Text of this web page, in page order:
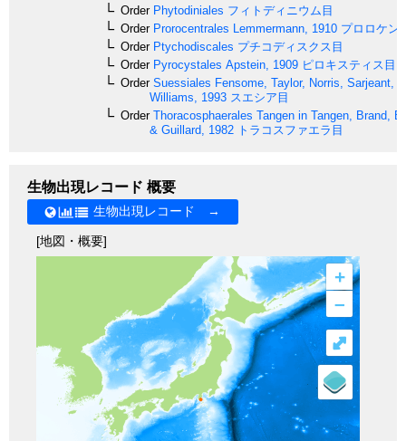
OrderPhytodiniales フィトディニウム目
OrderProrocentrales Lemmermann, 1910 プロロケン
OrderPtychodiscales プチコディスクス目
OrderPyrocystales Apstein, 1909 ピロキスティス目
OrderSuessiales Fensome, Taylor, Norris, Sarjeant,
Williams, 1993 スエシア目
OrderThoracosphaerales Tangen in Tangen, Brand,
& Guillard, 1982 トラコスファエラ目
生物出現レコード 概要
生物出現レコード →
[地図・概要]
+
–
⤢